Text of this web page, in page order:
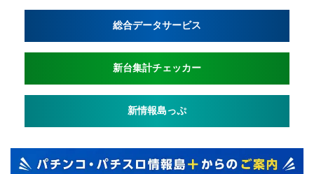
総合データサービス
新台集計チェッカー
新情報島っぷ